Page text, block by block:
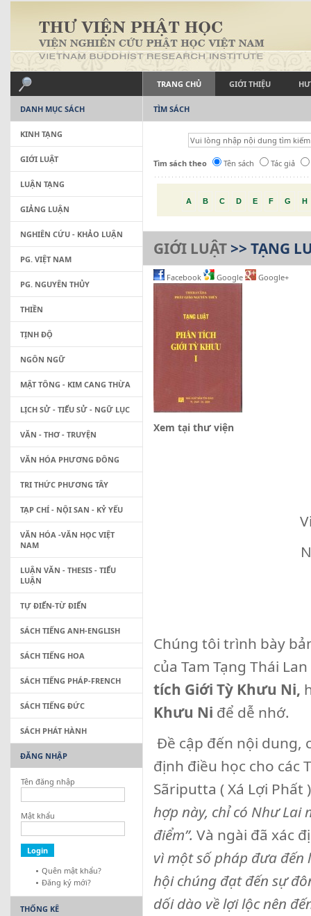
TRANG CHỦ GIỚI THIỆU
TÌM SÁCH
Tìm sách theo Tên sách Tác giả
A B C D E F G H
GIỚI LUẬT >> TẠNG
Facebook Google Google+
Xem tại thư viện
Chúng tôi trình bày
của Tam Tạng Thái
tích Giới Tỳ Khưu Ni,
Khưu Ni để dễ nhớ.
Đề cập đến nội dung,
định điều học cho các
Sãriputta ( Xá Lợi Phất
hợp này, chỉ có Như Lai
điểm”. Và ngài đã xác
vì một số pháp đưa
hội chúng đạt đến sự
dối dào về lợi lộc nên
DANH MỤC SÁCH
KINH TẠNG
GIỚI LUẬT
LUẬN TẠNG
GIẢNG LUẬN
NGHIÊN CỨU - KHẢO LUẬN
PG. VIỆT NAM
PG. NGUYÊN THỦY
THIỀN
TỊNH ĐỘ
NGÔN NGỮ
MẬT TÔNG - KIM CANG THỪA
LỊCH SỬ - TIỂU SỬ - NGỮ LỤC
VĂN - THƠ - TRUYỆN
VĂN HÓA PHƯƠNG ĐÔNG
TRI THỨC PHƯƠNG TÂY
TẠP CHÍ - NỘI SAN - KỶ YẾU
VĂN HÓA -VĂN HỌC VIỆT
NAM
LUẬN VĂN - THESIS - TIỂU
LUẬN
TỰ ĐIỂN-TỪ ĐIỂN
SÁCH TIẾNG ANH-ENGLISH
SÁCH TIẾNG HOA
SÁCH TIẾNG PHÁP-FRENCH
SÁCH TIẾNG ĐỨC
SÁCH PHÁT HÀNH
ĐĂNG NHẬP
Tên đăng nhập
Mật khẩu
Quên mật khẩu?
Đăng ký mới?
THỐNG KÊ